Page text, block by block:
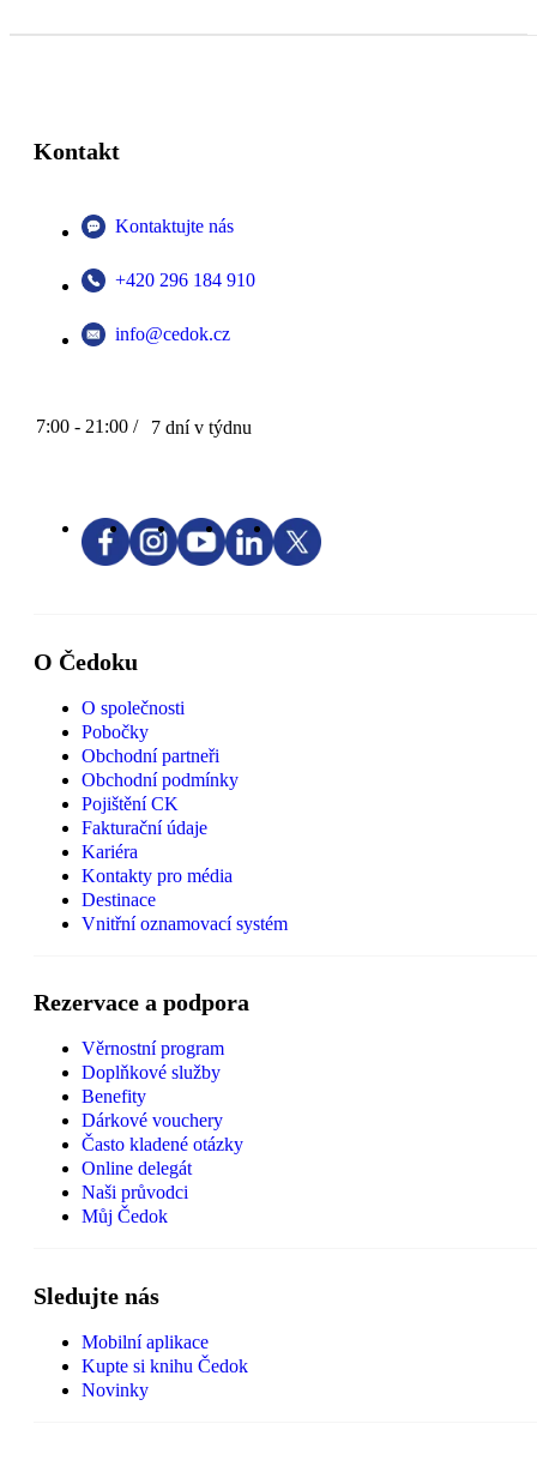
Kontakt
Kontaktujte nás
+420 296 184 910
info@cedok.cz
7:00 - 21:00 / 7 dní v týdnu
O Čedoku
O společnosti
Pobočky
Obchodní partneři
Obchodní podmínky
Pojištění CK
Fakturační údaje
Kariéra
Kontakty pro média
Destinace
Vnitřní oznamovací systém
Rezervace a podpora
Věrnostní program
Doplňkové služby
Benefity
Dárkové vouchery
Často kladené otázky
Online delegát
Naši průvodci
Můj Čedok
Sledujte nás
Mobilní aplikace
Kupte si knihu Čedok
Novinky